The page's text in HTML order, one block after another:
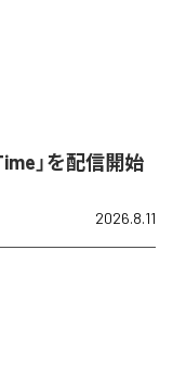
」を配信開始
2026.8.11